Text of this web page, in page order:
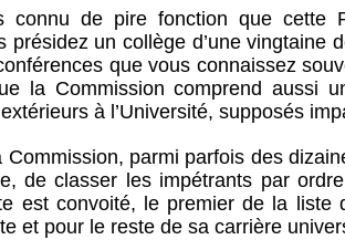
connu de pire fonction que cette
présidez un collège d’une vingtaine
que vous connaissez
la Commission comprend aussi
à l’Université, supposés
Commission, parmi parfois des
de classer les impétrants par
est convoité, le premier de la liste
et pour le reste de sa carrière